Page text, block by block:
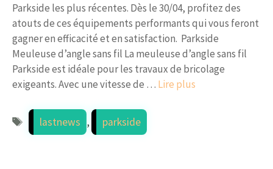
Parkside les plus récentes. Dès le 30/04, profitez des
atouts de ces équipements performants qui vous feront
gagner en efficacité et en satisfaction. Parkside
Meuleuse d’angle sans fil La meuleuse d’angle sans fil
Parkside est idéale pour les travaux de bricolage
exigeants. Avec une vitesse de … Lire plus
Étiquettes
lastnews , parkside